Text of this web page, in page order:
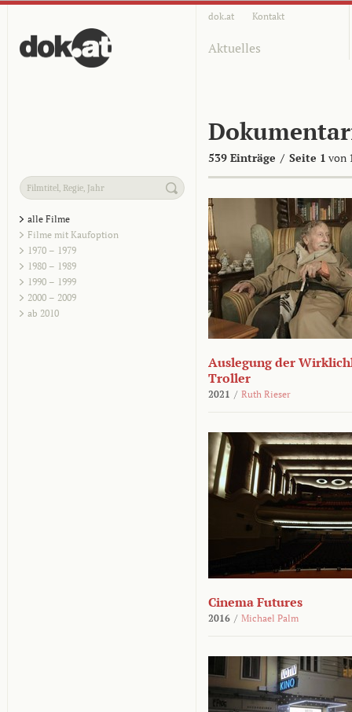
dok.at Kontakt
Aktuelles
539 Einträge / Seite 1 von
alle Filme
Filme mit Kaufoption
1970 – 1979
1980 – 1989
1990 – 1999
2000 – 2009
ab 2010
Auslegung der
Troller
2021 / Ruth Rieser
Cinema Futures
2016 / Michael Palm